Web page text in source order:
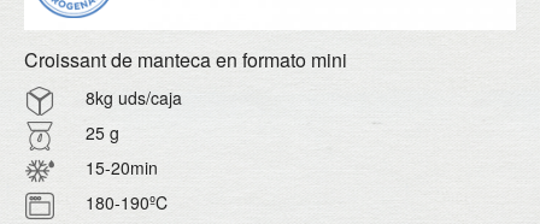
Croissant de manteca en formato mini
8kg uds/caja
25 g
15-20min
180-190ºC